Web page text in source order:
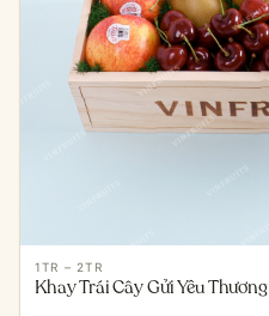
1TR – 2TR
Khay Trái Cây Gửi Yêu Thương